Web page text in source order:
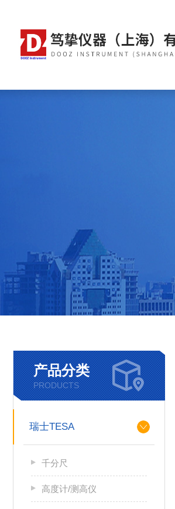
产品分类
PRODUCTS
瑞士TESA
千分尺
高度计/测高仪